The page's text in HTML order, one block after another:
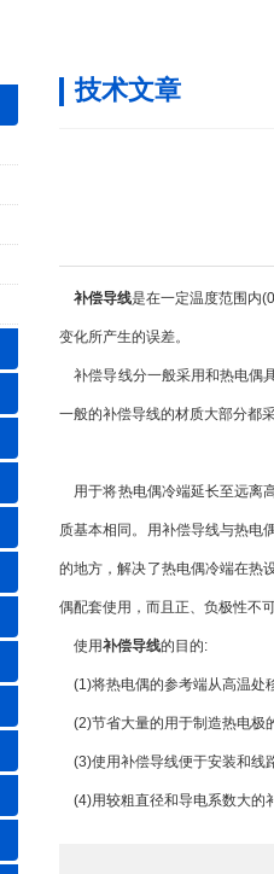
技术文章
补偿导线是在一定温度范围内
变化所产生的误差。
补偿导线分一般采用和热电偶具
一般的补偿导线的材质大部分都采
用于将热电偶冷端延长至远离高
质基本相同。用补偿导线与热
的地方，解决了热电偶冷端在热
偶配套使用，而且正、负极性不可
使用补偿导线的目的:
(1)将热电偶的参考端从高温处移
(2)节省大量的用于制造热电极
(3)使用补偿导线便于安装和线路
(4)用较粗直径和导电系数大的补偿